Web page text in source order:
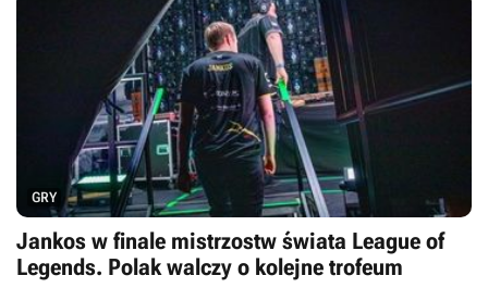
GRY
Jankos w finale mistrzostw świata League of
Legends. Polak walczy o kolejne trofeum